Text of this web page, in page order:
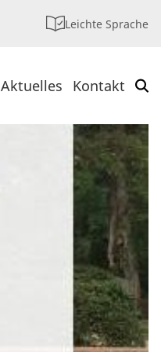
Leichte Sprache
Aktuelles Kontakt